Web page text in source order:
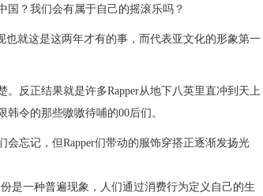
国？我们会有属于自己的摇滚乐吗？
就这是这两年才有的事，而代表亚文化的形象第一
反正结果就是许多Rapper从地下八英里直冲到天上
令的那些嗷嗷待哺的00后们。
忘记，但Rapper们带动的服饰穿搭正逐渐发扬光
是一种普遍现象，人们通过消费行为定义自己的生